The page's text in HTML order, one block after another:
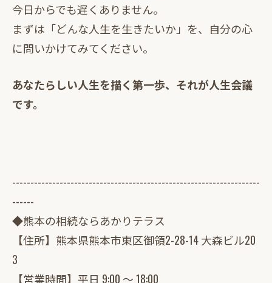
今日からでも遅くありません。
まずは「どんな人生を生きたいか」を、自分の心
に問いかけてみてください。
あなたらしい人生を描く第一歩、それが人生会議
です。
--------------------------------------------------------------------
------
◆熊本の相続ならあかりテラス
【住所】熊本県熊本市東区御領2-28-14 大森ビル20
3
【営業時間】平日 9:00 ～ 18:00